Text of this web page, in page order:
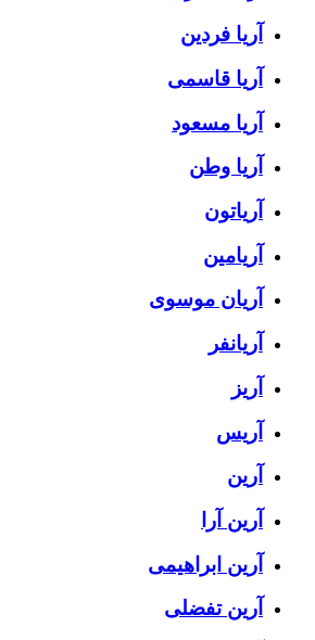
آریا فردین
آریا قاسمی
آریا مسعود
آریا وطن
آریاتون
آریامین
آریان موسوی
آریانفر
آریز
آریس
آرین
آرین آرا
آرین ابراهیمی
آرین تفضلی